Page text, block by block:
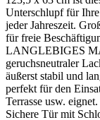
Unterschlupf für
jeder Jahreszeit.
für freie
LANGLEBIGES
geruchsneutraler
äußerst stabil und
perfekt für den
Terrasse usw. eignet.
Sichere Tür mit